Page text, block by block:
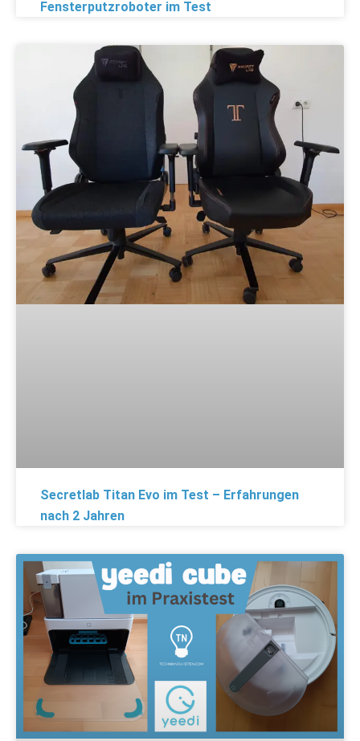
Fensterputzroboter im Test
Secretlab Titan Evo im Test – Erfahrungen
nach 2 Jahren